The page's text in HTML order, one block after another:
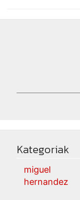
Kategoriak
miguel
hernandez